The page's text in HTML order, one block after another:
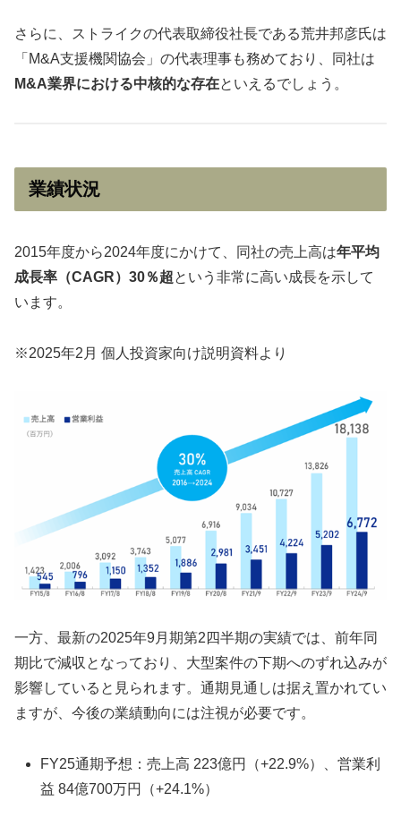
さらに、ストライクの代表取締役社長である荒井邦彦氏は
「M&A支援機関協会」の代表理事も務めており、同社は
M&A業界における中核的な存在といえるでしょう。
業績状況
2015年度から2024年度にかけて、同社の売上高は年平均
成長率（CAGR）30％超という非常に高い成長を示して
います。
※2025年2月 個人投資家向け説明資料より
一方、最新の2025年9月期第2四半期の実績では、前年同
期比で減収となっており、大型案件の下期へのずれ込みが
影響していると見られます。通期見通しは据え置かれてい
ますが、今後の業績動向には注視が必要です。
FY25通期予想：売上高 223億円（+22.9%）、営業利
益 84億700万円（+24.1%）